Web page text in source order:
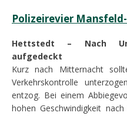
Polizeirevier
Hettstedt – Nach
aufgedeckt
Kurz nach Mitternacht
Verkehrskontrolle
entzog. Bei einem
hohen Geschwindigkeit